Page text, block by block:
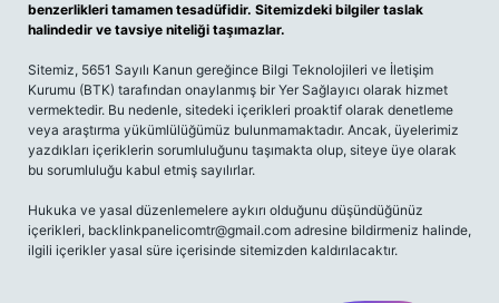
benzerlikleri tamamen tesadüfidir. Sitemizdeki bilgiler taslak
halindedir ve tavsiye niteliği taşımazlar.
Sitemiz, 5651 Sayılı Kanun gereğince Bilgi Teknolojileri ve İletişim
Kurumu (BTK) tarafından onaylanmış bir Yer Sağlayıcı olarak hizmet
vermektedir. Bu nedenle, sitedeki içerikleri proaktif olarak denetleme
veya araştırma yükümlülüğümüz bulunmamaktadır. Ancak, üyelerimiz
yazdıkları içeriklerin sorumluluğunu taşımakta olup, siteye üye olarak
bu sorumluluğu kabul etmiş sayılırlar.
Hukuka ve yasal düzenlemelere aykırı olduğunu düşündüğünüz
içerikleri, backlinkpanelicomtr@gmail.com adresine bildirmeniz halinde,
ilgili içerikler yasal süre içerisinde sitemizden kaldırılacaktır.